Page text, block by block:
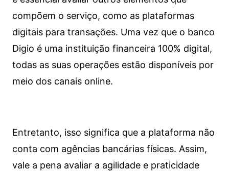
compõem o serviço, como as plataformas
digitais para transações. Uma vez que o banco
Digio é uma instituição financeira 100% digital,
todas as suas operações estão disponíveis por
meio dos canais online.
Entretanto, isso significa que a plataforma não
conta com agências bancárias físicas. Assim,
vale a pena avaliar a agilidade e praticidade